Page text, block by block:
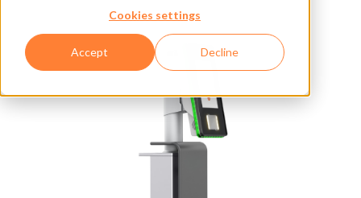
Cookies settings
Accept Decline